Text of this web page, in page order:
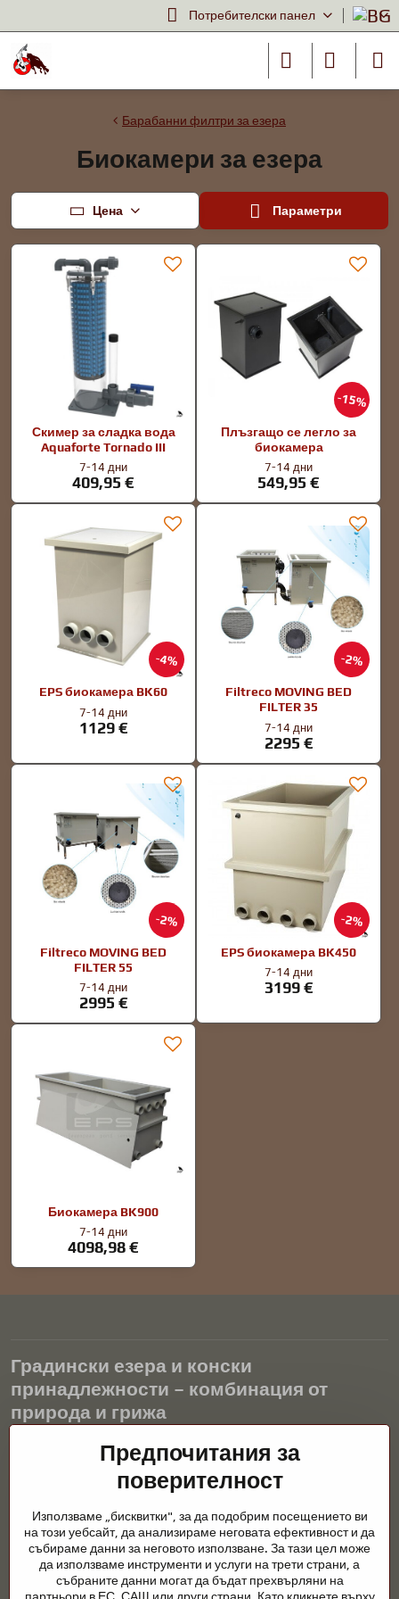
Потребителски панел
Барабанни филтри за езера
Биокамери за езера
Цена Параметри
Скимер за сладка вода
Aquaforte Tornado III
7-14 дни
409,95 €
15%
Плъзгащо се легло за
биокамера
7-14 дни
549,95 €
4%
EPS биокамера BK60
7-14 дни
1129 €
2%
Filtreco MOVING BED
FILTER 35
7-14 дни
2295 €
2%
Filtreco MOVING BED
FILTER 55
7-14 дни
2995 €
2%
EPS биокамера BK450
7-14 дни
3199 €
Биокамера BK900
7-14 дни
4098,98 €
Градински езера и конски
принадлежности – комбинация от
природа и грижа
Градинските езера са красиво допълнение към всеки екстериор
и създават хармонична среда за релаксация и живот на водните
животни. Правилната технология, филтрацията и редовната
през цялата година. Също толкова важна е грижата за
животните, които са част от нашия живот.
Конете се нуждаят от висококачествени конски принадлежности,
правилно хранене и отговорни грижи, за да бъдат здрави, силни
Предпочитания за
поверителност
Използваме „бисквитки", за да подобрим посещението ви
на този уебсайт, да анализираме неговата ефективност и да
събираме данни за неговото използване. За тази цел може
да използваме инструменти и услуги на трети страни, а
събраните данни могат да бъдат прехвърляни на